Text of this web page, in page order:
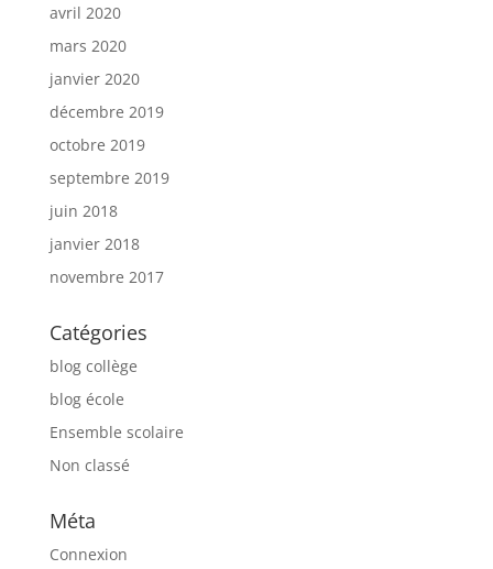
avril 2020
mars 2020
janvier 2020
décembre 2019
octobre 2019
septembre 2019
juin 2018
janvier 2018
novembre 2017
Catégories
blog collège
blog école
Ensemble scolaire
Non classé
Méta
Connexion